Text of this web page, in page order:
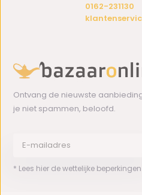
0162-231130
Ontvang de nieuwste
je niet spammen, beloofd.
* Lees hier de wettelijke beperkingen